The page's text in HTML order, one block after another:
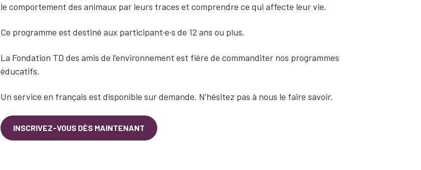
le comportement des animaux par leurs traces et comprendre ce qui affecte leur vie.
Ce programme est destiné aux participant·e·s de 12 ans ou plus.
La Fondation TD des amis de l’environnement est fière de commanditer nos programmes
éducatifs.
Un service en français est disponible sur demande. N’hésitez pas à nous le faire savoir.
INSCRIVEZ-VOUS DÈS MAINTENANT